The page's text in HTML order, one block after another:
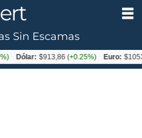
Sin Escamas
$913,86(+0.25%) Euro: $1053,08(-